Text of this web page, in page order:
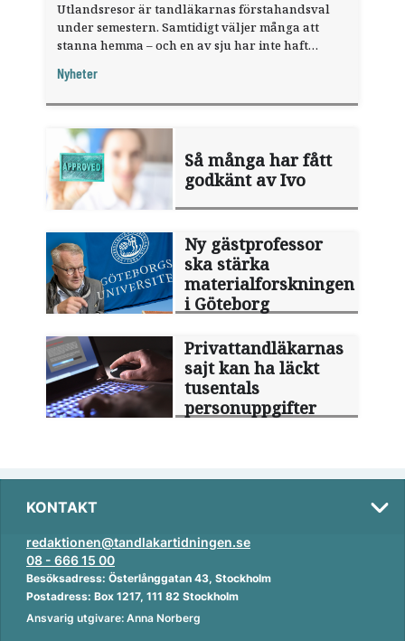
Utlandsresor är tandläkarnas förstahandsval
under semestern. Samtidigt väljer många att
stanna hemma – och en av sju har inte haft
fråga".
Nyheter
Så många har fått
godkänt av Ivo
Ny gästprofessor
ska stärka
materialforskningen
i Göteborg
Privattandläkarnas
sajt kan ha läckt
tusentals
personuppgifter
KONTAKT
redaktionen@tandlakartidningen.se
08 - 666 15 00
Besöksadress: Österlånggatan 43, Stockholm
Postadress: Box 1217, 111 82 Stockholm
Ansvarig utgivare: Anna Norberg